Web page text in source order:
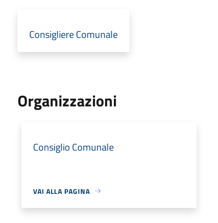
Consigliere Comunale
Organizzazioni
Consiglio Comunale
VAI ALLA PAGINA